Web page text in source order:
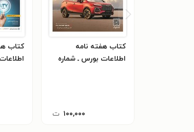
کتاب هفته نامه
اطلاعات بورس ـ شماره
۱۰۰,۰۰۰ ت
کتاب